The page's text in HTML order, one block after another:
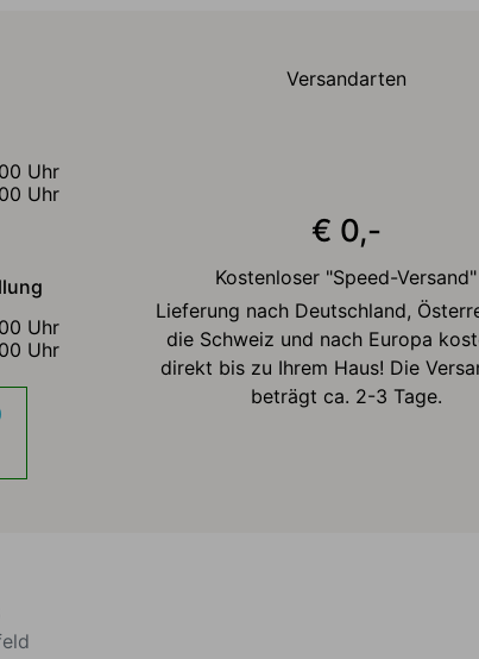
Uhr
Uhr
Uhr
Uhr
Versandarten
€ 0,-
Kostenloser "Speed-Versand"
Lieferung nach Deutschland,
die Schweiz und nach Europa
direkt bis zu Ihrem Haus! Die
beträgt ca. 2-3 Tage.